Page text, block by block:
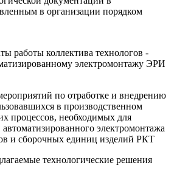
в организации порядком
работы коллектива технологов -
электромонтажу ЭРИ
по отработке и внедрению
в производственном
процессов, необходимых для
электромонтажа
и сборочных единиц изделий РКТ
технологические решения